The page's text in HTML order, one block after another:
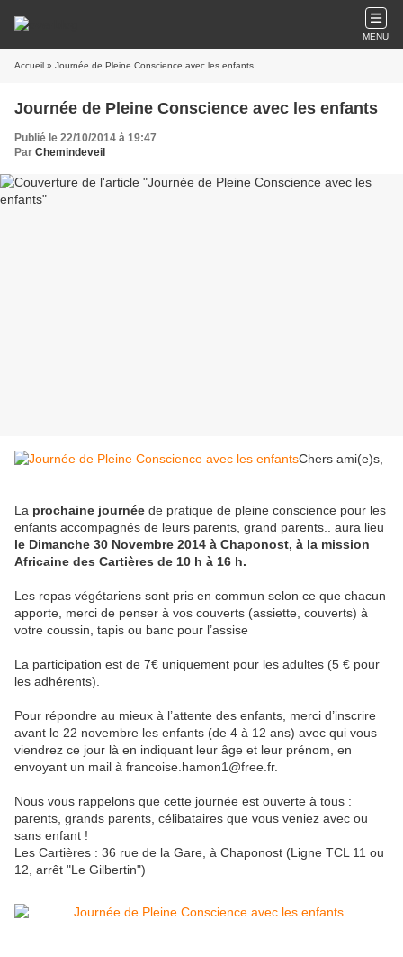
MENU
Accueil » Journée de Pleine Conscience avec les enfants
Journée de Pleine Conscience avec les enfants
Publié le 22/10/2014 à 19:47
Par Chemindeveil
Chers ami(e)s,
La prochaine journée de pratique de pleine conscience pour les
enfants accompagnés de leurs parents, grand parents.. aura lieu
le Dimanche 30 Novembre 2014 à Chaponost, à la mission
Africaine des Cartières de 10 h à 16 h.
Les repas végétariens sont pris en commun selon ce que chacun
apporte, merci de penser à vos couverts (assiette, couverts) à
votre coussin, tapis ou banc pour l’assise
La participation est de 7€ uniquement pour les adultes (5 € pour
les adhérents).
Pour répondre au mieux à l’attente des enfants, merci d’inscrire
avant le 22 novembre les enfants (de 4 à 12 ans) avec qui vous
viendrez ce jour là en indiquant leur âge et leur prénom, en
envoyant un mail à francoise.hamon1@free.fr.
Nous vous rappelons que cette journée est ouverte à tous :
parents, grands parents, célibataires que vous veniez avec ou
sans enfant !
Les Cartières : 36 rue de la Gare, à Chaponost (Ligne TCL 11 ou
12, arrêt "Le Gilbertin")